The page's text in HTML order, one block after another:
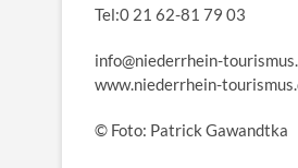
Tel:0 21 62-81 79 03
info@niederrhein-
www.niederrhein-
© Foto: Patrick Gawandtka